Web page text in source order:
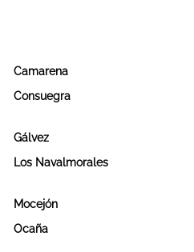
Camarena
Consuegra
Gálvez
Los Navalmorales
Mocejón
Ocaña